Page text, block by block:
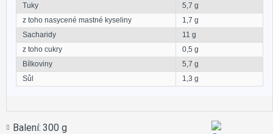
Tuky
5,7 g
z toho nasycené mastné kyseliny
1,7 g
Sacharidy
11 g
z toho cukry
0,5 g
Bílkoviny
5,7 g
Sůl
1,3 g
Balení: 300 g